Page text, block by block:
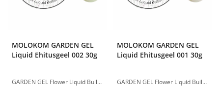
MOLOKOM GARDEN GEL
Liquid Ehitusgeel 002 30g
GARDEN GEL Flower Liquid Builder Gel on vedel ehitusgeel dekoratiivsete kuivatatud lilledega, mis sobib õrnade, õhuliste ja naiselike küünedisainide loomiseks. Geel ühendab modelleeriva materjali tugevuse kauni lillelise efektiga. Kuivatatud lilled jäävad kattekihis kaunilt nähtavale, luues küüntel “lilleaia” efekti. Sobib naturaalsete küünte tugevdamiseks, küüneplaadi tasandamiseks, modelleerimiseks ja dekoratiivsete lilleliste disainide loomiseks. Materjal on isetasanduv, mugav kasutada ning võimaldab saavutada korrektse ja esteetilise tulemuse ilma liigse mahuta. Eelised: • vedel ehitusgeel kuivatatud lilledega; • sobib tugevdamiseks ja modelleerimiseks; • loob õrna lillelise efekti; • isetasanduv tekstuur; • sobib naturaalsete, romantiliste ning kevad-suviste disainide jaoks. Polümerisatsiooniaeg: LED-lamp — 60 sekundit. Tootepildid on illustratiivsed. Küsimuste korral ootame alati Sinu meili nanatallinn@gmail.com
MOLOKOM GARDEN GEL
Liquid Ehitusgeel 001 30g
GARDEN GEL Flower Liquid Builder Gel on vedel ehitusgeel dekoratiivsete kuivatatud lilledega, mis sobib õrnade, õhuliste ja naiselike küünedisainide loomiseks. Geel ühendab modelleeriva materjali tugevuse kauni lillelise efektiga. Kuivatatud lilled jäävad kattekihis kaunilt nähtavale, luues küüntel “lilleaia” efekti. Sobib naturaalsete küünte tugevdamiseks, küüneplaadi tasandamiseks, modelleerimiseks ja dekoratiivsete lilleliste disainide loomiseks. Materjal on isetasanduv, mugav kasutada ning võimaldab saavutada korrektse ja esteetilise tulemuse ilma liigse mahuta. Eelised: • vedel ehitusgeel kuivatatud lilledega; • sobib tugevdamiseks ja modelleerimiseks; • loob õrna lillelise efekti; • isetasanduv tekstuur; • sobib naturaalsete, romantiliste ning kevad-suviste disainide jaoks. Polümerisatsiooniaeg: LED-lamp — 60 sekundit. Tootepildid on illustratiivsed. Küsimuste korral ootame alati Sinu meili nanatallinn@gmail.com